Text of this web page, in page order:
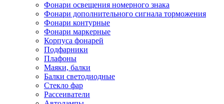
Фонари освещения номерного знака
Фонари дополнительного сигнала торможения
Фонари контурные
Фонари маркерные
Корпуса фонарей
Подфарники
Плафоны
Маяки, балки
Балки светодиодные
Стекло фар
Рассеиватели